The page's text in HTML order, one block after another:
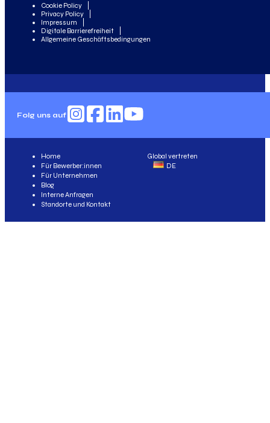
Cookie Policy
Privacy Policy
Impressum
Digitale Barrierefreiheit
Allgemeine Geschäftsbedingungen
Folg uns auf
Global vertreten
DE
Home
Für Bewerber:innen
Für Unternehmen
Blog
Interne Anfragen
Standorte und Kontakt